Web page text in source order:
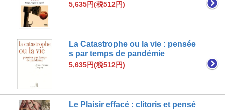
5,635円(税512円)
La Catastrophe ou la vie : pensée
s par temps de pandémie
5,635円(税512円)
Le Plaisir effacé : clitoris et pensé